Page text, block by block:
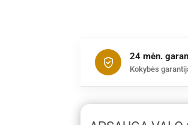
24 mėn.
Kokybės